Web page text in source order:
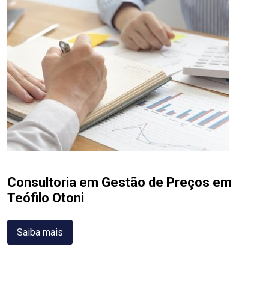
Consultoria em Gestão de Preços em
Teófilo Otoni
Saiba mais